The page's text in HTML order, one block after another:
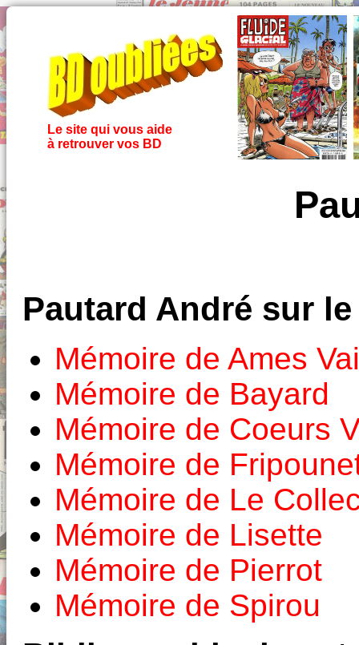
Le site qui vous aide
à retrouver vos BD
Pautard André sur le
Mémoire de Ames
Mémoire de Bayard
Mémoire de Coeurs
Mémoire de
Mémoire de Le
Mémoire de Lisette
Mémoire de Pierrot
Mémoire de Spirou